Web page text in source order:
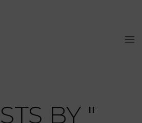
BY "